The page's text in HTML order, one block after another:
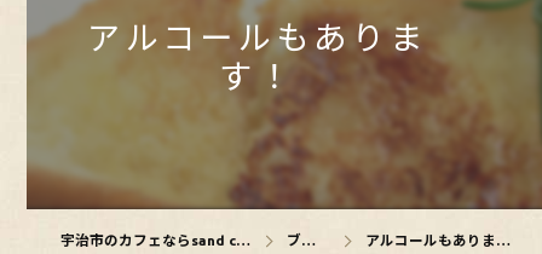
アルコールもありま
す！
宇治市のカフェならsand cafe ブログ アルコールもあります！